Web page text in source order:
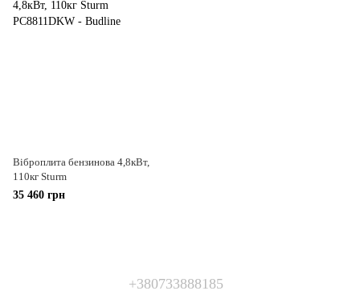
Віброплита бензинова 4,8кВт,
110кг Sturm
35 460 грн
+380733888185